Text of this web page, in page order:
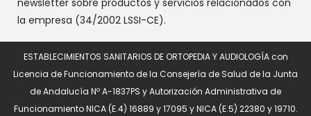
la empresa (34/2002 LSSI-CE).
ESTABLECIMIENTOS SANITARIOS DE ORTOPEDIA Y AUDIOLOGÍA con
Licencia de Funcionamiento de la Consejería de Salud de la Junta
de Andalucía Nº A-1837PS y Autorización Administrativa de
Funcionamiento NICA (E.4) 16889 y 17095 y NICA (E.5) 22380 y 19710.